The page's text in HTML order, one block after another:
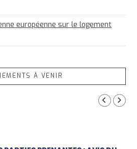
européenne sur le logement
À VENIR